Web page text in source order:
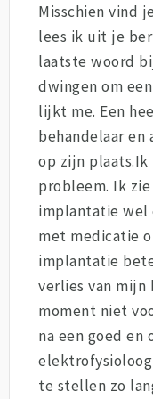
Misschien vind
lees ik uit je
laatste woord
dwingen om
lijkt me. Een
behandelaar en
op zijn
probleem. Ik
implantatie wel
met medicatie
implantatie
verlies van mijn
moment niet
na een goed en
te stellen zo